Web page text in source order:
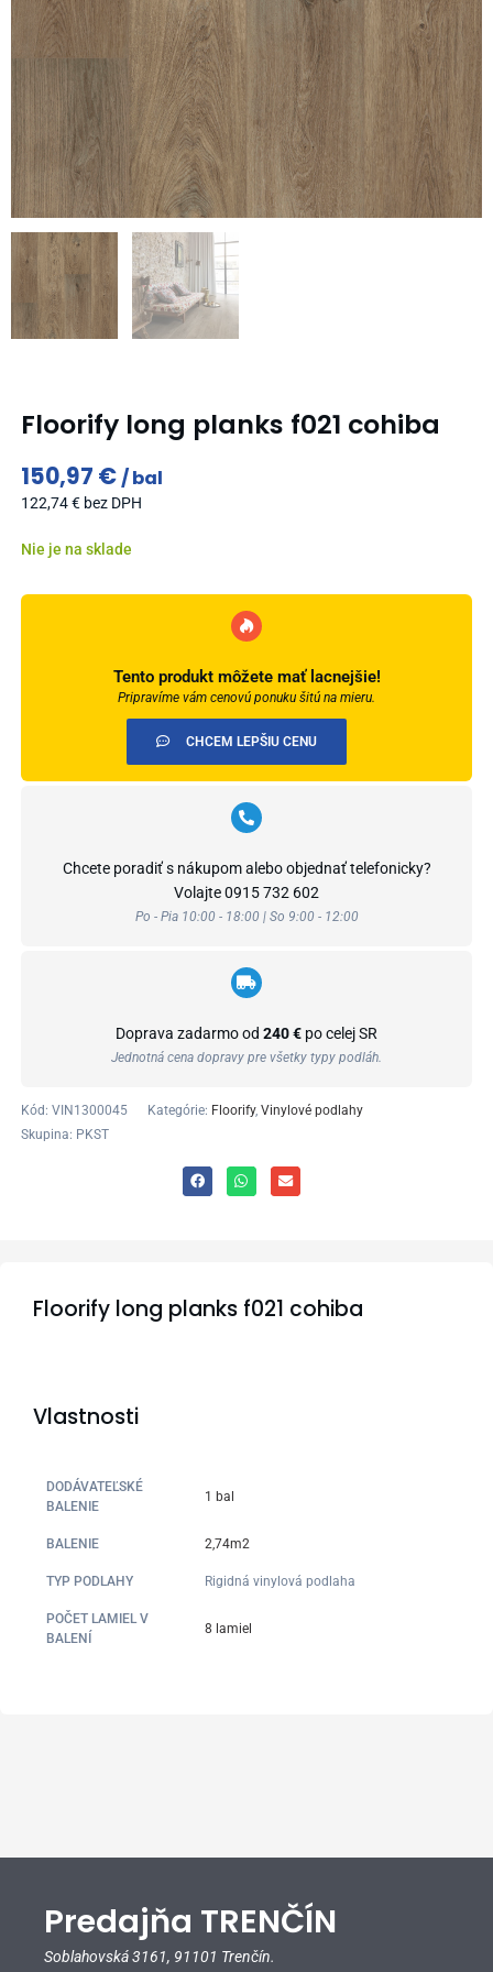
Floorify long planks f021 cohiba
150,97 € bal
122,74€ bez DPH
Nie je na sklade
Tento produkt môžete mať lacnejšie!
Pripravíme vám cenovú ponuku šitú na mieru.
CHCEM LEPŠIU CENU
Chcete poradiť s nákupom alebo objednať telefonicky?
Volajte0915 732 602
Po - Pia 10:00 - 18:00 | So 9:00 - 12:00
Doprava zadarmo od 240 € po celej SR
Jednotná cena dopravy pre všetky typy podláh.
Kód: VIN1300045 Kategórie: Floorify, Vinylové podlahy
Skupina: PKST
Floorify long planks f021 cohiba
Vlastnosti
DODÁVATEĽSKÉ
BALENIE
1 bal
BALENIE 2,74m2
TYP PODLAHY Rigidná vinylová podlaha
POČET LAMIEL V
BALENÍ
8 lamiel
Predajňa TRENČÍN
Soblahovská 3161, 91101 Trenčín.